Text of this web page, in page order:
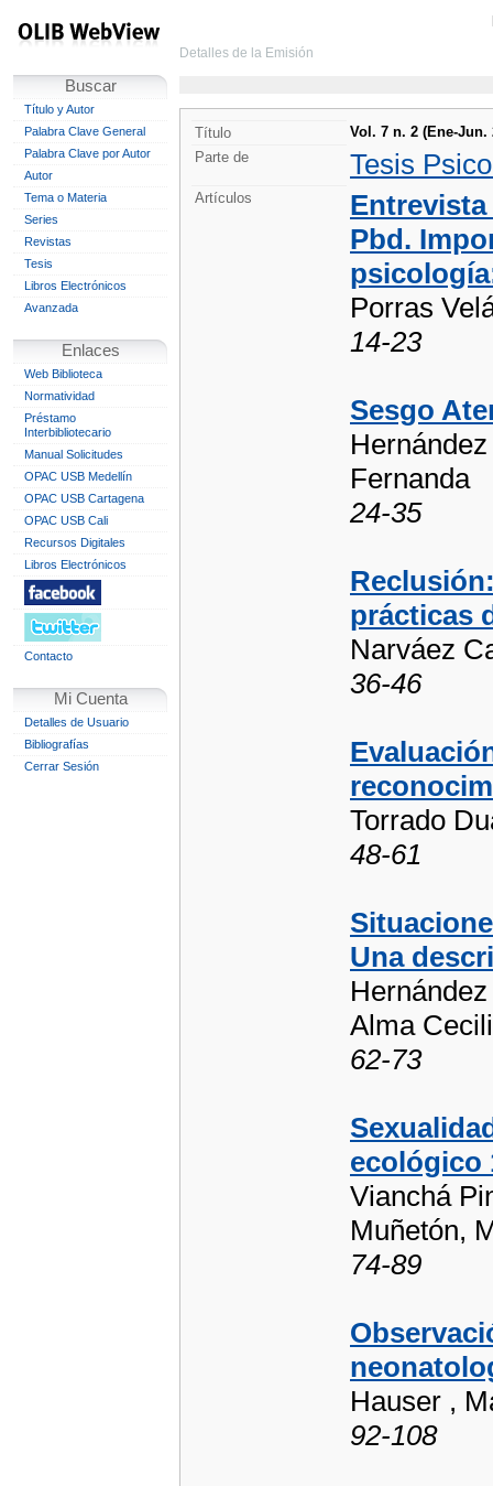
Buscar
Título y Autor
Palabra Clave General
Palabra Clave por Autor
Autor
Tema o Materia
Series
Revistas
Tesis
Libros Electrónicos
Avanzada
Enlaces
Web Biblioteca
Normatividad
Préstamo
Interbibliotecario
Manual Solicitudes
OPAC USB Medellín
OPAC USB Cartagena
OPAC USB Cali
Recursos Digitales
Libros Electrónicos
Contacto
Mi Cuenta
Detalles de Usuario
Bibliografías
Cerrar Sesión
Detalles de la Emisión
Título
Vol. 7 n. 2 (Ene-Jun.
Parte de
Tesis
Artículos
Pbd.
Porras
14-23
Sesgo
Fernanda
24-35
prácticas
Narváez
36-46
Torrado
48-61
Una
Alma
62-73
ecológico
Vianchá
Muñetón,
74-89
Hauser ,
92-108